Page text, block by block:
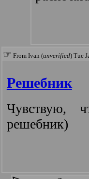
☞ From Ivan (unverified) Tue
Решебник
Чувствую,
решебник)